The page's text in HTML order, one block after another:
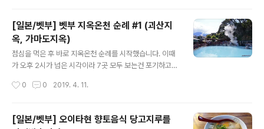
비슷하게 담긴 단 한장..제대로 담으려면 엄청난 인내가 필
요할거 같네요 ㅋㅋ 같은 지역에 이렇게 다른 컨셉의 온천
이 존재한다는게 신기한거 같아요. 이번에는 수건도 미리
준비해서 족욕도 즐겼습니다.발은 따뜻하고 살랑살랑 바람
에 있는 바다지옥으로 향했습니다. 넓은 연못 주변에도 벚
[일본/벳부] 벳부 지옥온천 순례 #1 (괴산지
옥, 가마도지옥)
점심을 먹은 후 바로 지옥온천 순례를 시작했습니다. 이때
가 오후 2시가 넘은 시각이라 7곳 모두 보는건 포기하고
지옥이었어요. 저번에 찾았을때처럼 엄청난 힘을 자랑하는
요 입을 계속 벌리고 가만히 있길래 인형인가 했는데 움직
이더라구요 ㅋㅋ 뭔가 무서우면서도 귀엽더라구요 ㅋㅋ 온
0 0 2019. 4. 11.
[일본/벳부] 오이타현 향토음식 당고지루를